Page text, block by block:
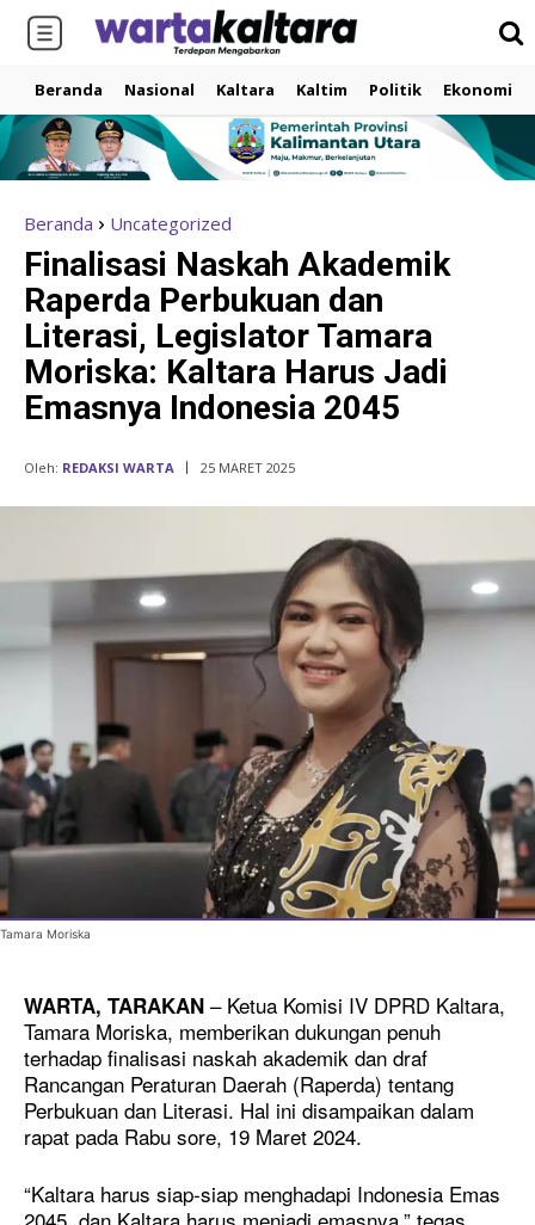
Beranda Nasional Kaltara Kaltim Politik Ekonomi
Beranda Uncategorized
Finalisasi Naskah Akademik
Raperda Perbukuan dan
Literasi, Legislator Tamara
Moriska: Kaltara Harus Jadi
Emasnya Indonesia 2045
Oleh: REDAKSI WARTA 25 MARET 2025
Tamara Moriska
WARTA, TARAKAN – Ketua Komisi IV DPRD Kaltara,
Tamara Moriska, memberikan dukungan penuh
terhadap finalisasi naskah akademik dan draf
Rancangan Peraturan Daerah (Raperda) tentang
Perbukuan dan Literasi. Hal ini disampaikan dalam
rapat pada Rabu sore, 19 Maret 2024.
“Kaltara harus siap-siap menghadapi Indonesia Emas